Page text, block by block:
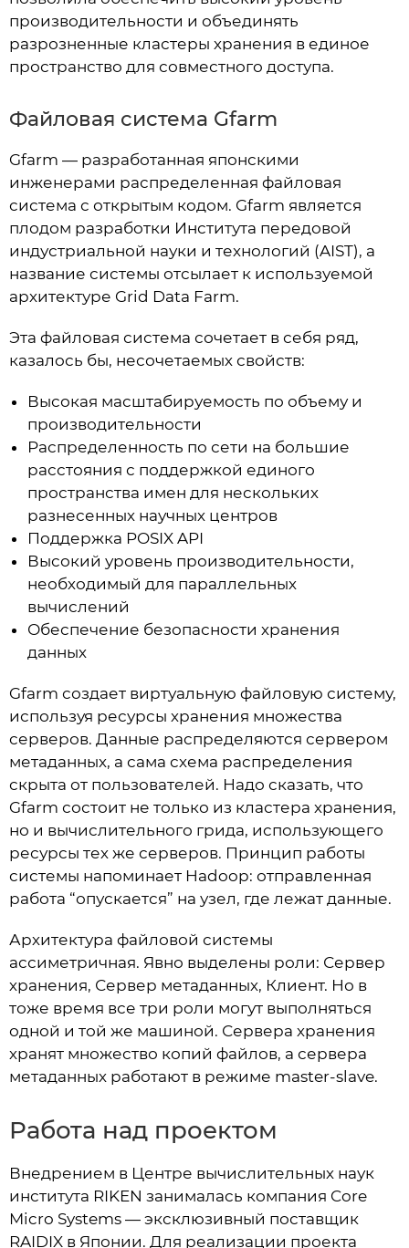
производительности и объединять
разрозненные кластеры хранения в единое
пространство для совместного доступа.
Файловая система Gfarm
Gfarm — разработанная японскими
инженерами распределенная файловая
система с открытым кодом. Gfarm является
плодом разработки Института передовой
индустриальной науки и технологий (AIST), а
название системы отсылает к используемой
архитектуре Grid Data Farm.
Эта файловая система сочетает в себя ряд,
казалось бы, несочетаемых свойств:
Высокая масштабируемость по объему и
производительности
Распределенность по сети на большие
расстояния с поддержкой единого
пространства имен для нескольких
разнесенных научных центров
Поддержка POSIX API
Высокий уровень производительности,
необходимый для параллельных
вычислений
Обеспечение безопасности хранения
данных
Gfarm создает виртуальную файловую систему,
используя ресурсы хранения множества
серверов. Данные распределяются сервером
метаданных, а сама схема распределения
скрыта от пользователей. Надо сказать, что
Gfarm состоит не только из кластера хранения,
но и вычислительного грида, использующего
ресурсы тех же серверов. Принцип работы
системы напоминает Hadoop: отправленная
работа “опускается” на узел, где лежат данные.
Архитектура файловой системы
ассиметричная. Явно выделены роли: Сервер
хранения, Сервер метаданных, Клиент. Но в
тоже время все три роли могут выполняться
одной и той же машиной. Сервера хранения
хранят множество копий файлов, а сервера
метаданных работают в режиме master-slave.
Работа над проектом
Внедрением в Центре вычислительных наук
института RIKEN занималась компания Core
Micro Systems — эксклюзивный поставщик
RAIDIX в Японии. Для реализации проекта